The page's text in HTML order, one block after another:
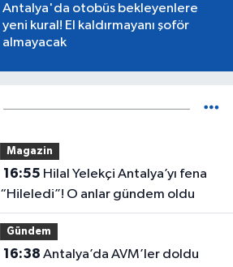
Antalya'da otobüs bekleyenlere
yeni kural! El kaldırmayanı şoför
almayacak
Magazin
16:55
“Hileledi”! O anlar gündem oldu
Gündem
16:38